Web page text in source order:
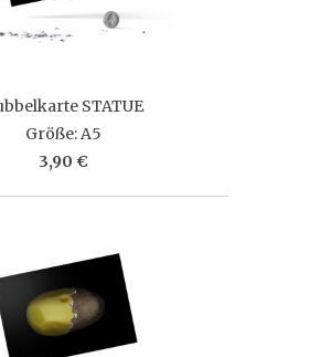
STATUE
Größe: A5
3,90 €